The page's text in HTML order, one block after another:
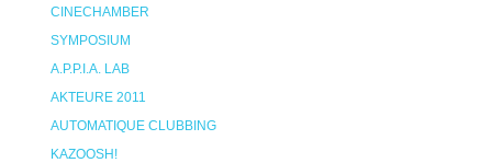
CINECHAMBER
SYMPOSIUM
A.P.P.I.A. LAB
AKTEURE 2011
AUTOMATIQUE CLUBBING
KAZOOSH!